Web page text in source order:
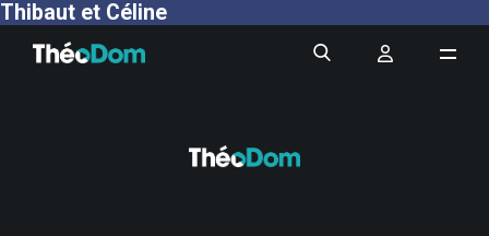
Thibaut et Céline